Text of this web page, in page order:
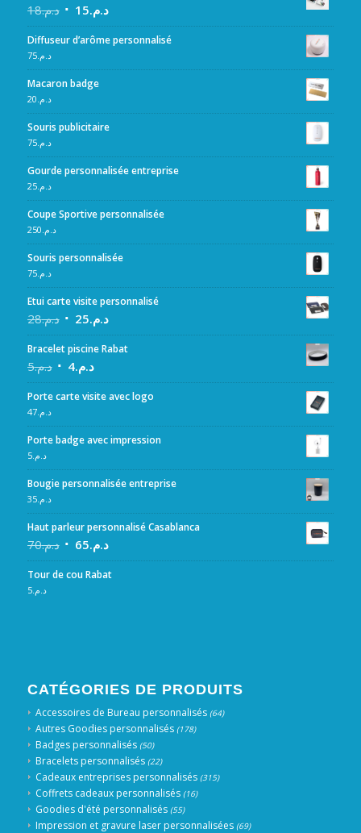
د.م.18 د.م.15
Diffuseur d’arôme personnalisé
د.م.75
Macaron badge
د.م. 20
Souris publicitaire
د.م.75
Gourde personnalisée entreprise
د.م.25
Coupe Sportive personnalisée
د.م. 250
Souris personnalisée
د.م.75
Etui carte visite personnalisé
د.م.28 د.م.25
Bracelet piscine Rabat
د.م.5 د.م.4
Porte carte visite avec logo
د.م.47
Porte badge avec impression
د.م.5
Bougie personnalisée entreprise
د.م.35
Haut parleur personnalisé Casablanca
د.م.70 د.م.65
Tour de cou Rabat
د.م.5
CATÉGORIES DE PRODUITS
Accessoires de Bureau personnalisés (64)
Autres Goodies personnalisés (178)
Badges personnalisés (50)
Bracelets personnalisés (22)
Cadeaux entreprises personnalisés (315)
Coffrets cadeaux personnalisés (16)
Goodies d'été personnalisés (55)
Impression et gravure laser personnalisées (69)